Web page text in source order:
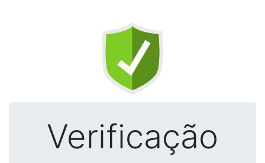
Verificação